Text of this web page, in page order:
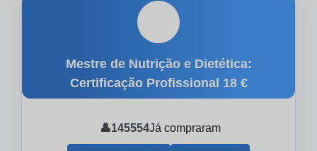
Mestre de Nutrição e Dietética:
Certificação Profissional 18 €
👤145554Já compraram